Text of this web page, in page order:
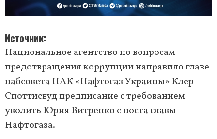
Источник
Национальное агентство по вопросам
предотвращения коррупции направило главе
набсовета НАК «Нафтогаз Украины» Клер
Споттисвуд предписание с требованием
уволить Юрия Витренко с поста главы
Нафтогаза.